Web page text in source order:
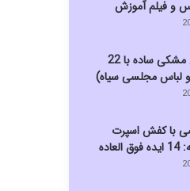
و فیلم آموزش
تزیین لباس مشکی ساده با 22
و لباس مجلسی سیاه)
با کفش اسپرت